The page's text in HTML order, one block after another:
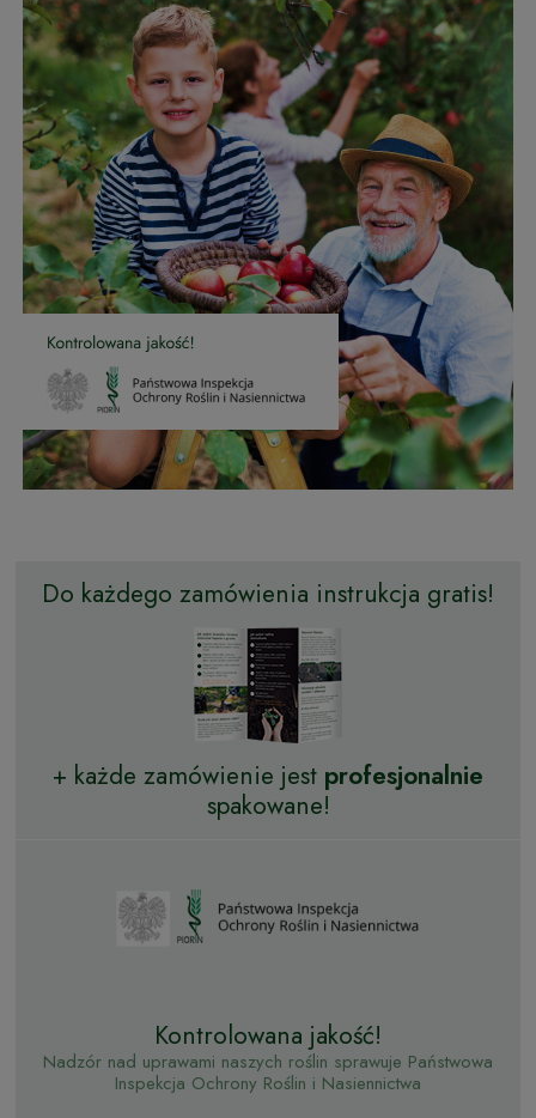
Do każdego zamówienia instrukcja gratis!
+ każde zamówienie jest profesjonalnie
spakowane!
Kontrolowana jakość!
Nadzór nad uprawami naszych roślin sprawuje Państwowa
Inspekcja Ochrony Roślin i Nasiennictwa